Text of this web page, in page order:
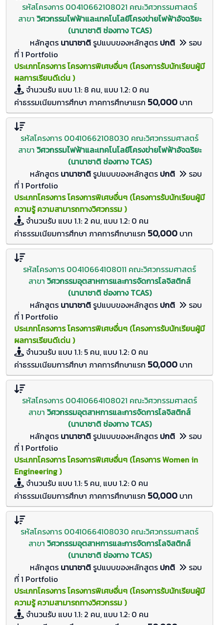
รหัสโครงการ 00410662108021 คณะวิศวกรรมศาสตร์
สาขา วิศวกรรมไฟฟ้าและเทคโนโลยีโครงข่ายไฟฟ้าอัจฉริยะ
(นานาชาติ ช่องทาง TCAS)
หลักสูตร นานาชาติ รูปแบบของหลักสูตร ปกติ
รอบ
ที่ 1 Portfolio
ประเภทโครงการ โครงการพิเศษอื่นๆ (โครงการรับนักเรียนผู้มี
ผลการเรียนดีเด่น )
จำนวนรับ แบบ 1.1: 8 คน, แบบ 1.2: 0 คน
ค่าธรรมเนียมการศึกษา ภาคการศึกษาแรก 50,000 บาท
รหัสโครงการ 00410662108030 คณะวิศวกรรมศาสตร์
สาขา วิศวกรรมไฟฟ้าและเทคโนโลยีโครงข่ายไฟฟ้าอัจฉริยะ
(นานาชาติ ช่องทาง TCAS)
หลักสูตร นานาชาติ รูปแบบของหลักสูตร ปกติ
รอบ
ที่ 1 Portfolio
ประเภทโครงการ โครงการพิเศษอื่นๆ (โครงการรับนักเรียนผู้มี
ความรู้ ความสามารถทางวิศวกรรม )
จำนวนรับ แบบ 1.1: 2 คน, แบบ 1.2: 0 คน
ค่าธรรมเนียมการศึกษา ภาคการศึกษาแรก 50,000 บาท
รหัสโครงการ 00410664108011 คณะวิศวกรรมศาสตร์
สาขา วิศวกรรมอุตสาหการและการจัดการโลจิสติกส์
(นานาชาติ ช่องทาง TCAS)
หลักสูตร นานาชาติ รูปแบบของหลักสูตร ปกติ
รอบ
ที่ 1 Portfolio
ประเภทโครงการ โครงการพิเศษอื่นๆ (โครงการรับนักเรียนผู้มี
ผลการเรียนดีเด่น )
จำนวนรับ แบบ 1.1: 5 คน, แบบ 1.2: 0 คน
ค่าธรรมเนียมการศึกษา ภาคการศึกษาแรก 50,000 บาท
รหัสโครงการ 00410664108021 คณะวิศวกรรมศาสตร์
สาขา วิศวกรรมอุตสาหการและการจัดการโลจิสติกส์
(นานาชาติ ช่องทาง TCAS)
หลักสูตร นานาชาติ รูปแบบของหลักสูตร ปกติ
รอบ
ที่ 1 Portfolio
ประเภทโครงการ โครงการพิเศษอื่นๆ (โครงการ Women in
Engineering )
จำนวนรับ แบบ 1.1: 5 คน, แบบ 1.2: 0 คน
ค่าธรรมเนียมการศึกษา ภาคการศึกษาแรก 50,000 บาท
รหัสโครงการ 00410664108030 คณะวิศวกรรมศาสตร์
สาขา วิศวกรรมอุตสาหการและการจัดการโลจิสติกส์
(นานาชาติ ช่องทาง TCAS)
หลักสูตร นานาชาติ รูปแบบของหลักสูตร ปกติ
รอบ
ที่ 1 Portfolio
ประเภทโครงการ โครงการพิเศษอื่นๆ (โครงการรับนักเรียนผู้มี
ความรู้ ความสามารถทางวิศวกรรม )
จำนวนรับ แบบ 1.1: 2 คน, แบบ 1.2: 0 คน